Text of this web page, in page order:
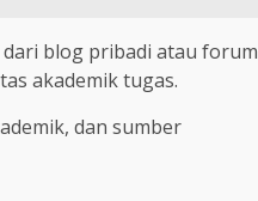
blog pribadi atau forum
akademik tugas.
dan sumber